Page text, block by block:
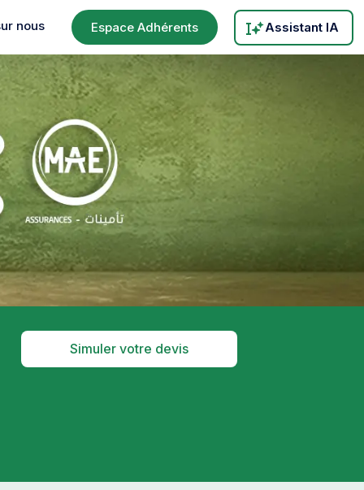
nous Espace Adhérents Assistant IA
Simuler votre devis